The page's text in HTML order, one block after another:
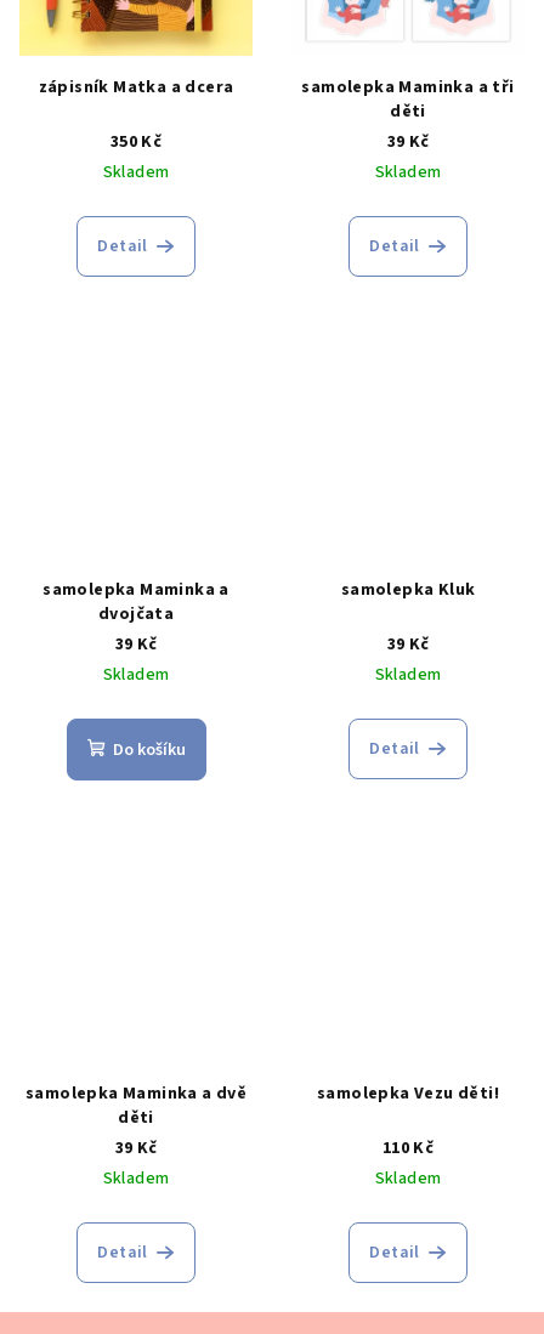
zápisník Matka a dcera
350 Kč
Skladem
Detail
samolepka Maminka a tři
děti
39 Kč
Skladem
Detail
samolepka Maminka a
dvojčata
39 Kč
Skladem
Do košíku
samolepka Kluk
39 Kč
Skladem
Detail
samolepka Maminka a dvě
děti
39 Kč
Skladem
Detail
samolepka Vezu děti!
110 Kč
Skladem
Detail